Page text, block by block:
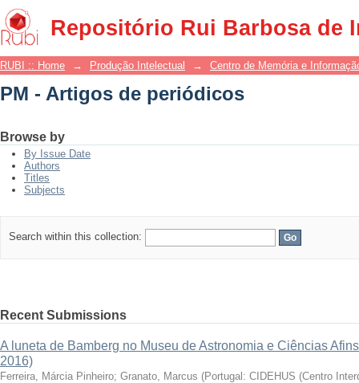
Repositório Rui Barbosa de
PM - Artigos de periódicos
RUBI :: Home → Produção Intelectual → Centro de Memória e
PM - Artigos de periódicos
Browse by
By Issue Date
Authors
Titles
Subjects
Search within this collection:
Recent Submissions
A luneta de Bamberg no Museu de Astronomia e Ciências
2016)
Ferreira, Márcia Pinheiro; Granato, Marcus (Portugal: CIDEHUS (Centro